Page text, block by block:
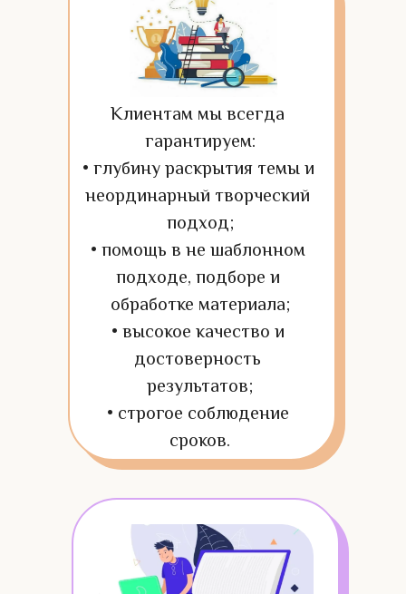
Клиентам мы всегда
гарантируем:
• глубину раскрытия темы и
неординарный творческий
подход;
• помощь в не шаблонном
подходе, подборе и
обработке материала;
• высокое качество и
достоверность
результатов;
• строгое соблюдение
сроков.